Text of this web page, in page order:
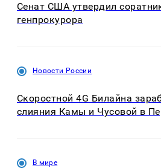
Сенат США утвердил
генпрокурора
Новости России
Скоростной 4G Билайна
слияния Камы и Чусовой в
В мире